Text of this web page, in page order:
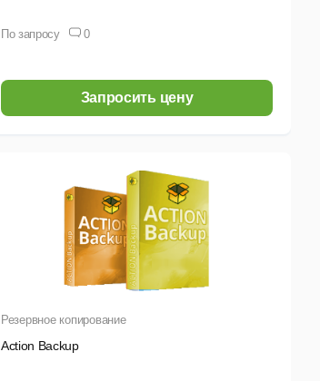
По запросу 0
Запросить цену
Резервное копирование
Action Backup